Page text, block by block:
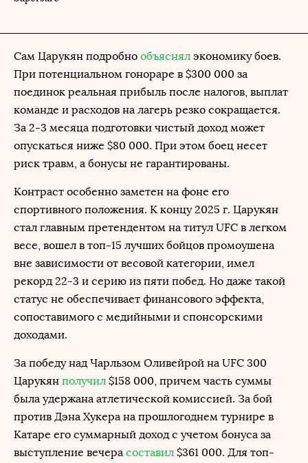
Сам Царукян подробно объяснял экономику боев.
При потенциальном гонораре в $300 000 за
поединок реальная прибыль после налогов, выплат
команде и расходов на лагерь резко сокращается.
За 2-3 месяца подготовки чистый доход может
опускаться ниже $80 000. При этом боец несет
риск травм, а бонусы не гарантированы.
Контраст особенно заметен на фоне его
спортивного положения. К концу 2025 г. Царукян
стал главным претендентом на титул UFC в легком
весе, вошел в топ-15 лучших бойцов промоушена
вне зависимости от весовой категории, имел
рекорд 22-3 и серию из пяти побед. Но даже такой
статус не обеспечивает финансового эффекта,
сопоставимого с медийными и спонсорскими
доходами.
За победу над Чарльзом Оливейрой на UFC 300
Царукян получил $158 000, причем часть суммы
была удержана атлетической комиссией. За бой
против Дэна Хукера на прошлогоднем турнире в
Катаре его суммарный доход с учетом бонуса за
выступление вечера составил $361 000. Для топ-